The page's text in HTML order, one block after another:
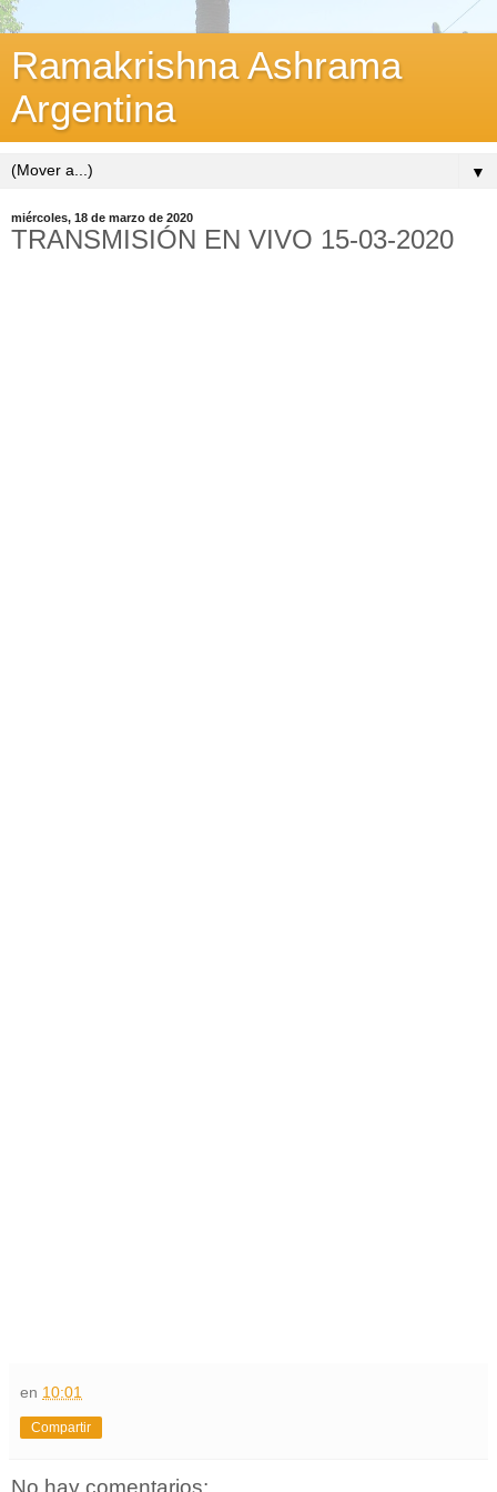
Ramakrishna Ashrama
Argentina
▼
miércoles, 18 de marzo de 2020
TRANSMISIÓN EN VIVO 15-03-2020
en 10:01
Compartir
No hay comentarios: